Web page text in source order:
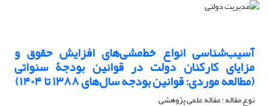
آسیب‌‌شناسی انواع خط‌‌مشی‌‌های افزایش حقوق و
مزایای کارکنان دولت در قوانین بودجۀ سنواتی
(مطالعه موردی: قوانین بودجه سال‌‌های ۱۳۸۸ تا ۱۴۰۴)
نوع مقاله : مقاله علمی پژوهشی